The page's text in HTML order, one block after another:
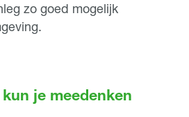
je meedenken
zo goed mogelijk